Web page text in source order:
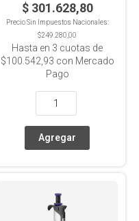
$ 301.628,80
Precio Sin Impuestos Nacionales:
$249.280,00
Hasta en 3 cuotas de
$100.542,93 con Mercado
Pago